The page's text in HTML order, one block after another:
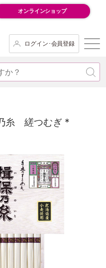
オンラインショップ
ログイン･会員登録
糸 縒つむぎ *